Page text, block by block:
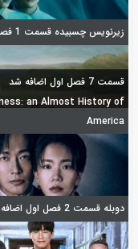
زیرنویس چسبیده قسمت 1 فصل اول اضافه شد
قسمت 7 فصل اول اضافه شد
an Almost History of
America
دوبله قسمت 2 فصل اول اضافه شد